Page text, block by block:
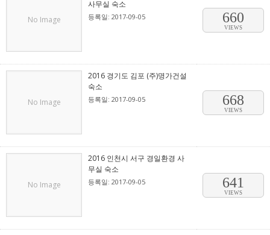
No Image
사무실 숙소
등록일: 2017-09-05 660
VIEWS
No Image
2016 경기도 김포 (주)명가건설
숙소
등록일: 2017-09-05 668
VIEWS
No Image
2016 인천시 서구 경일환경 사
무실 숙소
등록일: 2017-09-05 641
VIEWS